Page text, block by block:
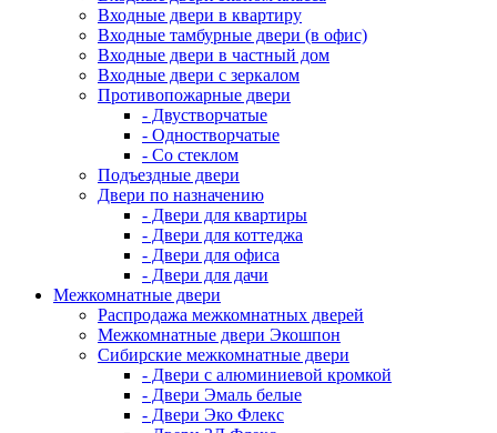
Входные двери в квартиру
Входные тамбурные двери (в офис)
Входные двери в частный дом
Входные двери с зеркалом
Противопожарные двери
- Двустворчатые
- Одностворчатые
- Со стеклом
Подъездные двери
Двери по назначению
- Двери для квартиры
- Двери для коттеджа
- Двери для офиса
- Двери для дачи
Межкомнатные двери
Распродажа межкомнатных дверей
Межкомнатные двери Экошпон
Сибирские межкомнатные двери
- Двери с алюминиевой кромкой
- Двери Эмаль белые
- Двери Эко Флекс